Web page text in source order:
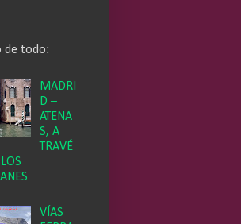
de todo:
MADRI
D –
ATENA
S, A
TRAVÉ
VÍAS